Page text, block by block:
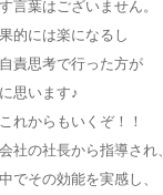
言葉はございません。
的には楽になるし
責思考で行った方が
思います♪
れからもいくぞ！！
社の社長から指導され、
でその効能を実感し、